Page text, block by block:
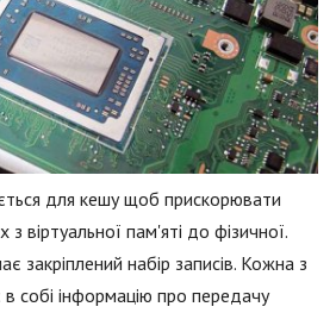
для кешу щоб прискорювати
віртуальної пам'яті до фізичної.
закріплений набір записів. Кожна з
в собі інформацію про передачу